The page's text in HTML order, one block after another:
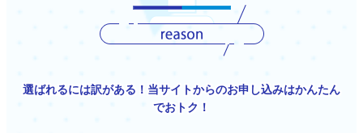
選ばれるには訳がある！当サイトからのお申し込みはかんたん
でおトク！